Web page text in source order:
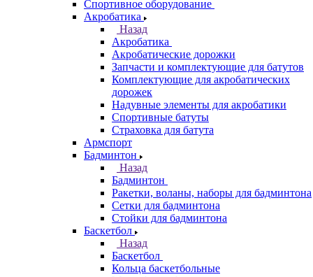
Спортивное оборудование
Акробатика
Назад
Акробатика
Акробатические дорожки
Запчасти и комплектующие для батутов
Комплектующие для акробатических
дорожек
Надувные элементы для акробатики
Спортивные батуты
Страховка для батута
Армспорт
Бадминтон
Назад
Бадминтон
Ракетки, воланы, наборы для бадминтона
Сетки для бадминтона
Стойки для бадминтона
Баскетбол
Назад
Баскетбол
Кольца баскетбольные